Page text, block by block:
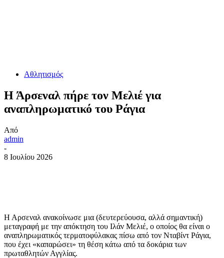
Αθλητισμός
Η Άρσεναλ πήρε τον Μελιέ για
αναπληρωματικό του Ράγια
Από
admin
-
8 Ιουλίου 2026
Η Αρσεναλ ανακοίνωσε μια (δευτερεύουσα, αλλά σημαντική)
μεταγραφή με την απόκτηση του Ιλάν Μελιέ, ο οποίος θα είναι ο
αναπληρωματικός τερματοφύλακας πίσω από τον Νταβίντ Ράγια,
που έχει «καπαρώσει» τη θέση κάτω από τα δοκάρια των
πρωταθλητών Αγγλίας.